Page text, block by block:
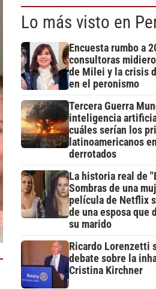
Lo más visto en
Encuesta rumbo a
consultoras
de Milei y la crisis
en el peronismo
Tercera Guerra
inteligencia
cuáles serían los
latinoamericanos
derrotados
La historia real de
Sombras de una
película de Netflix
de una esposa que
su marido
Ricardo Lorenzetti
debate sobre la
Cristina Kirchner